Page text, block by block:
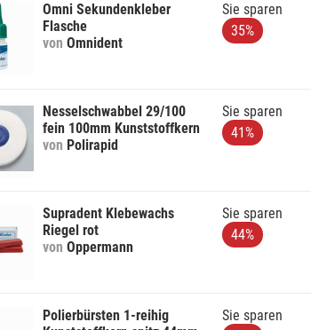
Omni Sekundenkleber
Flasche
von Omnident
Sie sparen
35%
Nesselschwabbel 29/100
fein 100mm Kunststoffkern
von Polirapid
Sie sparen
41%
Supradent Klebewachs
Riegel rot
von Oppermann
Sie sparen
44%
Polierbürsten 1-reihig
Sie sparen